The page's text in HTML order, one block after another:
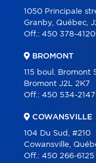
ABOUT
PARTNERS
CONTACT
1050 Principale
Granby, Québec,
Off.: 450 378-4120
BROMONT
115 boul. Bromont
Bromont J2L 2K7
Off.: 450 534-2147
COWANSVILLE
104 Du Sud, #210
Cowansville,
Off.: 450 266-6125